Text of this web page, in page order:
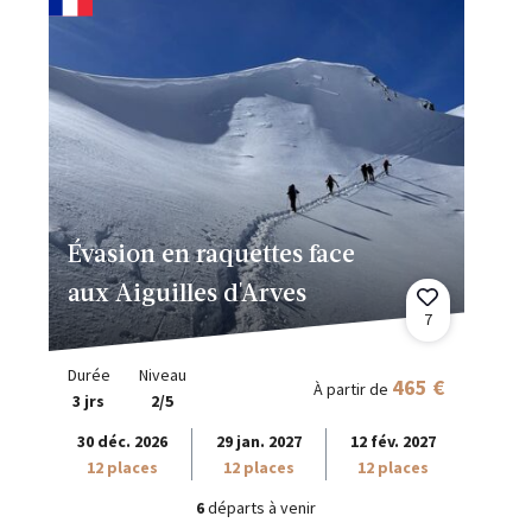
Évasion en raquettes face
aux Aiguilles d'Arves
7
Durée
3 jrs
Niveau
2/5
À partir de 465 €
30 déc. 2026
12 places
29 jan. 2027
12 places
12 fév. 2027
12 places
6départs à venir